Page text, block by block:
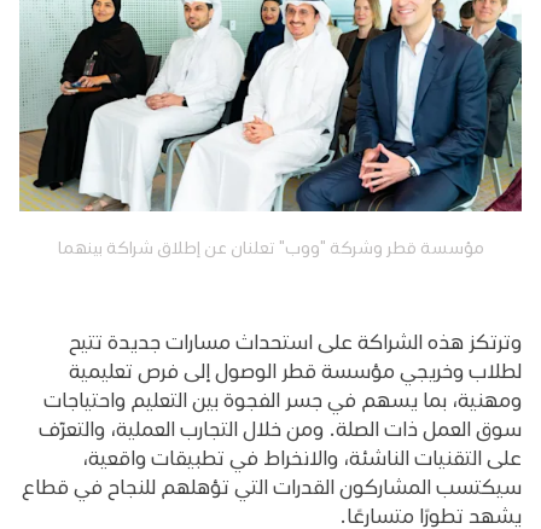
مؤسسة قطر وشركة "ووب" تعلنان عن إطلاق شراكة بينهما
وترتكز هذه الشراكة على استحداث مسارات جديدة تتيح
لطلاب وخريجي مؤسسة قطر الوصول إلى فرص تعليمية
ومهنية، بما يسهم في جسر الفجوة بين التعليم واحتياجات
سوق العمل ذات الصلة. ومن خلال التجارب العملية، والتعرّف
على التقنيات الناشئة، والانخراط في تطبيقات واقعية،
سيكتسب المشاركون القدرات التي تؤهلهم للنجاح في قطاع
يشهد تطورًا متسارعًا.